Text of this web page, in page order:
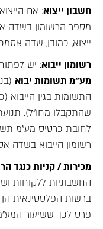
חשבון ייצוא: אם
ייצוא, כמובן, שדה אסמכתא 3 צריך
רשומון ייבוא: יש
מע"מ תשומות יבוא
התשומות בגין הייבוא
שהתקבלו מחו"ל).
לחובת כרטיס מע"מ
רשומון הייבוא בשדה אסמכתא 2
מכירות / קניות כנגד
החשבוניות ללקוחות
ברשות הפלסטינאית הן
פרט לכך ששיעור